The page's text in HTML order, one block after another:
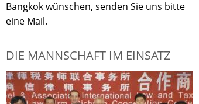
Bangkok wünschen, senden Sie uns bitte
eine Mail.
DIE MANNSCHAFT IM EINSATZ